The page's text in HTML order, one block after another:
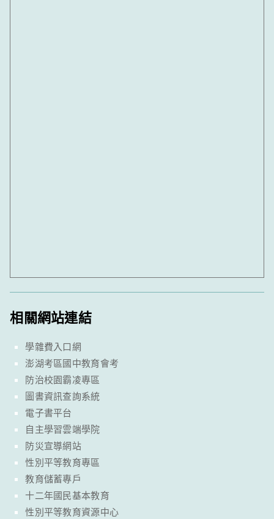
相關網站連結
學雜費入口網
澎湖考區國中教育會考
防治校園霸凌專區
圖書資訊查詢系統
電子書平台
自主學習雲端學院
防災宣導網站
性別平等教育專區
教育儲蓄專戶
十二年國民基本教育
性別平等教育資源中心